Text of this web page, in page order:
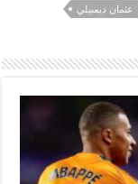
عثمان ديمبيلي